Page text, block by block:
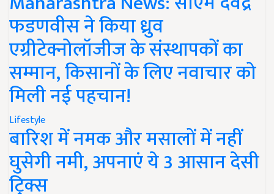
फडणवीस ने किया ध्रुव
एग्रीटेक्नोलॉजीज के संस्थापकों का
सम्मान, किसानों के लिए नवाचार को
मिली नई पहचान!
Lifestyle
बारिश में नमक और मसालों में नहीं
घुसेगी नमी, अपनाएं ये 3 आसान देसी
ट्रिक्स